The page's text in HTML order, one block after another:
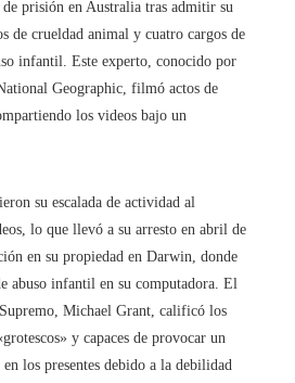
de prisión en Australia tras admitir su
de crueldad animal y cuatro cargos de
infantil. Este experto, conocido por
Geographic, filmó actos de
los videos bajo un
su escalada de actividad al
lo que llevó a su arresto en abril de
en su propiedad en Darwin, donde
abuso infantil en su computadora. El
Michael Grant, calificó los
y capaces de provocar un
los presentes debido a la debilidad